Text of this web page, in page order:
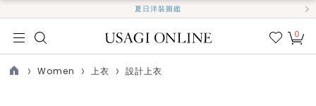
夏日洋裝圖鑑
我的
0
Women 上衣 設計上衣